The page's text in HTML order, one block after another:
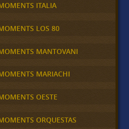
ITALIA
LOS 80
MANTOVANI
MARIACHI
OESTE
ORQUESTAS